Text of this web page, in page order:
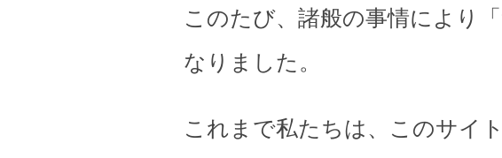
このたび、諸般の事情により
なりました。
これまで私たちは、このサイ